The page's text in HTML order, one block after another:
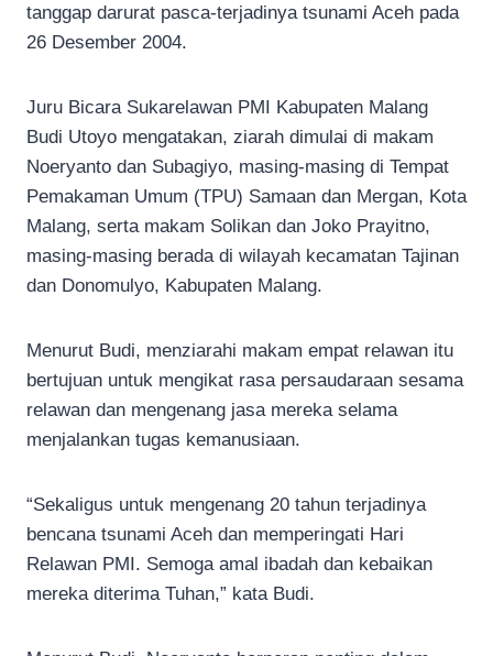
tanggap darurat pasca-terjadinya tsunami Aceh pada
26 Desember 2004.
Juru Bicara Sukarelawan PMI Kabupaten Malang
Budi Utoyo mengatakan, ziarah dimulai di makam
Noeryanto dan Subagiyo, masing-masing di Tempat
Pemakaman Umum (TPU) Samaan dan Mergan, Kota
Malang, serta makam Solikan dan Joko Prayitno,
masing-masing berada di wilayah kecamatan Tajinan
dan Donomulyo, Kabupaten Malang.
Menurut Budi, menziarahi makam empat relawan itu
bertujuan untuk mengikat rasa persaudaraan sesama
relawan dan mengenang jasa mereka selama
menjalankan tugas kemanusiaan.
“Sekaligus untuk mengenang 20 tahun terjadinya
bencana tsunami Aceh dan memperingati Hari
Relawan PMI. Semoga amal ibadah dan kebaikan
mereka diterima Tuhan,” kata Budi.